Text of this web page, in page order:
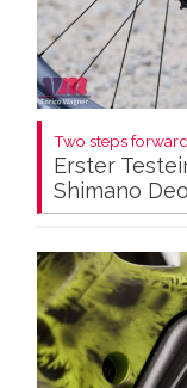
Two steps
Erster
Shimano